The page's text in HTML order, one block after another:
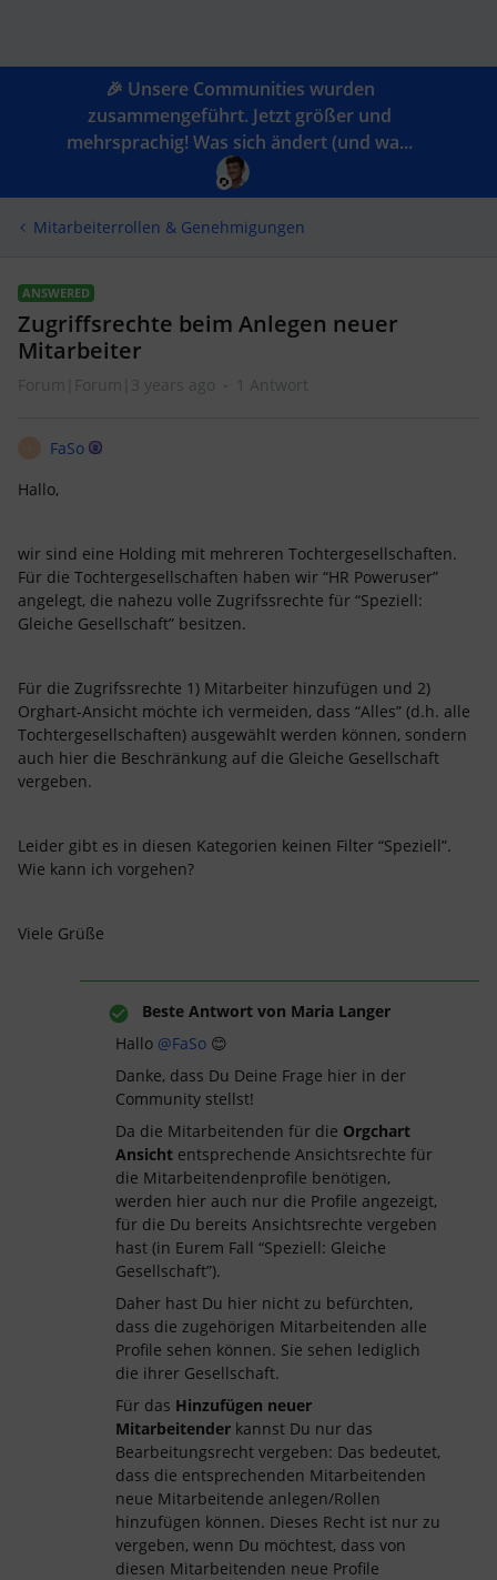
🎉 Unsere Communities wurden
zusammengeführt. Jetzt größer und
mehrsprachig! Was sich ändert (und wa...
Mitarbeiterrollen & Genehmigungen
ANSWERED
Zugriffsrechte beim Anlegen neuer
Mitarbeiter
Forum|Forum|3 years ago 1 Antwort
FaSo
Hallo,
wir sind eine Holding mit mehreren Tochtergesellschaften.
Für die Tochtergesellschaften haben wir “HR Poweruser”
angelegt, die nahezu volle Zugrifssrechte für “Speziell:
Gleiche Gesellschaft” besitzen.
Für die Zugrifssrechte 1) Mitarbeiter hinzufügen und 2)
Orghart-Ansicht möchte ich vermeiden, dass “Alles” (d.h. alle
Tochtergesellschaften) ausgewählt werden können, sondern
auch hier die Beschränkung auf die Gleiche Gesellschaft
vergeben.
Leider gibt es in diesen Kategorien keinen Filter “Speziell”.
Wie kann ich vorgehen?
Viele Grüße
Beste Antwort von Maria Langer
Hallo @FaSo 😊
Danke, dass Du Deine Frage hier in der
Community stellst!
Da die Mitarbeitenden für die Orgchart
Ansicht entsprechende Ansichtsrechte für
die Mitarbeitendenprofile benötigen,
werden hier auch nur die Profile angezeigt,
für die Du bereits Ansichtsrechte vergeben
hast (in Eurem Fall “Speziell: Gleiche
Gesellschaft”).
Daher hast Du hier nicht zu befürchten,
dass die zugehörigen Mitarbeitenden alle
Profile sehen können. Sie sehen lediglich
die ihrer Gesellschaft.
Für das Hinzufügen neuer
Mitarbeitender kannst Du nur das
Bearbeitungsrecht vergeben: Das bedeutet,
dass die entsprechenden Mitarbeitenden
neue Mitarbeitende anlegen/Rollen
hinzufügen können. Dieses Recht ist nur zu
vergeben, wenn Du möchtest, dass von
diesen Mitarbeitenden neue Profile